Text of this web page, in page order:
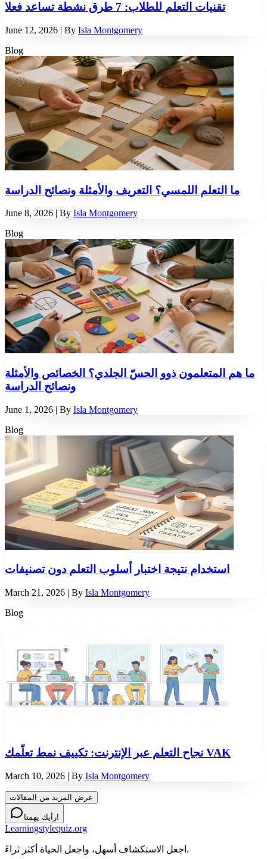
تقنيات التعلم للطلاب: 7 طرق نشطة تساعد فعلا
June 12, 2026 | By Isla Montgomery
Blog
ما التعلم اللمسي؟ التعريف والأمثلة ونصائح الدراسة
June 8, 2026 | By Isla Montgomery
Blog
ما هم المتعلمون ذوو الحسّ الجلدي؟ الخصائص والأمثلة
ونصائح الدراسة
June 1, 2026 | By Isla Montgomery
Blog
استخدام نتيجة اختبار أسلوب التعلم دون تصنيفات
March 21, 2026 | By Isla Montgomery
Blog
نجاح التعلم عبر الإنترنت: تكييف نمط تعلّمك VAK
March 10, 2026 | By Isla Montgomery
عرض المزيد من المقالات
رأيك يهمنا!
Learningstylequiz.org
اجعل الاستكشاف أسهل، واجعل الحياة أكثر ثراءً.